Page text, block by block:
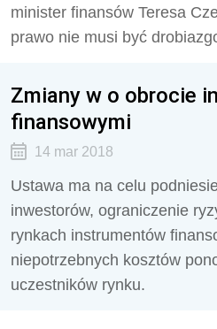
minister finansów Teresa
prawo nie musi być
Zmiany w o obrocie
finansowymi
14 mar 2018
Ustawa ma na celu
inwestorów, ograniczenie
rynkach instrumentów
niepotrzebnych kosztów
uczestników rynku.